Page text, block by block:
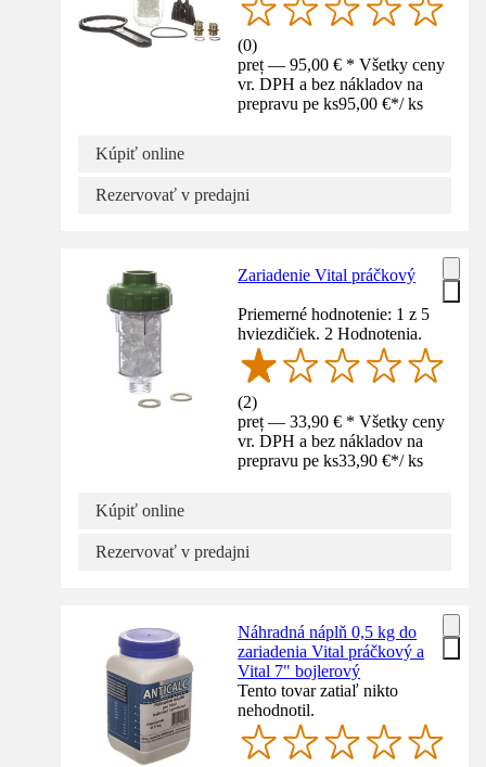
(0)
preț — 95,00 € * Všetky ceny
vr. DPH a bez nákladov na
prepravu pe ks95,00 €*/ ks
Kúpiť online
Rezervovať v predajni
Zariadenie Vital práčkový
Priemerné hodnotenie: 1 z 5
hviezdičiek. 2 Hodnotenia.
(2)
preț — 33,90 € * Všetky ceny
vr. DPH a bez nákladov na
prepravu pe ks33,90 €*/ ks
Kúpiť online
Rezervovať v predajni
Náhradná náplň 0,5 kg do
zariadenia Vital práčkový a
Vital 7" bojlerový
Tento tovar zatiaľ nikto
nehodnotil.